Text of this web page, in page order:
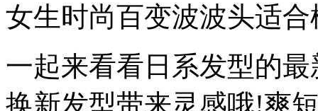
女生时尚百变波波头适
一起来看看日系发型的
换新发型带来灵感哦!爽